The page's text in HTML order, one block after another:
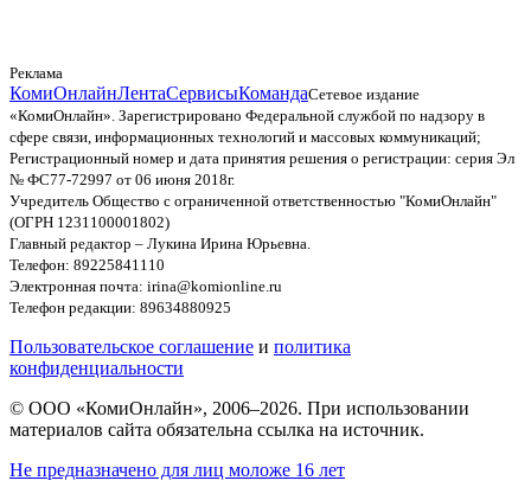
Реклама
КомиОнлайнЛентаСервисыКомандаСетевое издание
«КомиОнлайн». Зарегистрировано Федеральной службой по надзору в
сфере связи, информационных технологий и массовых коммуникаций;
Регистрационный номер и дата принятия решения о регистрации: серия Эл
№ ФС77-72997 от 06 июня 2018г.
Учредитель Общество с ограниченной ответственностью "КомиОнлайн"
(ОГРН 1231100001802)
Главный редактор – Лукина Ирина Юрьевна.
Телефон: 89225841110
Электронная почта: irina@komionline.ru
Телефон редакции: 89634880925
Пользовательское соглашение и политика
конфиденциальности
© ООО «КомиОнлайн», 2006–2026. При использовании
материалов сайта обязательна ссылка на источник.
Не предназначено для лиц моложе 16 лет